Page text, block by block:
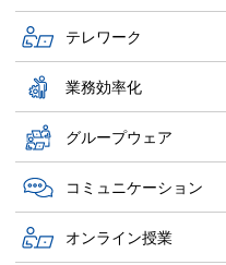
テレワーク
業務効率化
グループウェア
コミュニケーション
オンライン授業